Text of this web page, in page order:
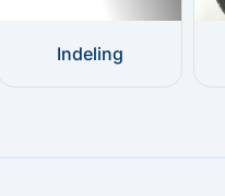
Indeling